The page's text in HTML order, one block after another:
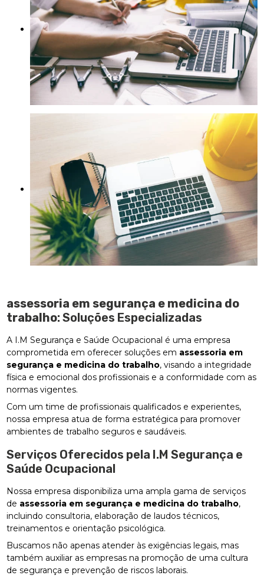
assessoria em segurança e medicina do
trabalho: Soluções Especializadas
A I.M Segurança e Saúde Ocupacional é uma empresa
comprometida em oferecer soluções em assessoria em
segurança e medicina do trabalho, visando a integridade
física e emocional dos profissionais e a conformidade com as
normas vigentes.
Com um time de profissionais qualificados e experientes,
nossa empresa atua de forma estratégica para promover
ambientes de trabalho seguros e saudáveis.
Serviços Oferecidos pela I.M Segurança e
Saúde Ocupacional
Nossa empresa disponibiliza uma ampla gama de serviços
de assessoria em segurança e medicina do trabalho,
incluindo consultoria, elaboração de laudos técnicos,
treinamentos e orientação psicológica.
Buscamos não apenas atender às exigências legais, mas
também auxiliar as empresas na promoção de uma cultura
de segurança e prevenção de riscos laborais.